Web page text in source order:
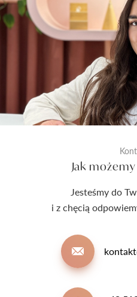
Jak
Jesteśmy do
i z chęcią